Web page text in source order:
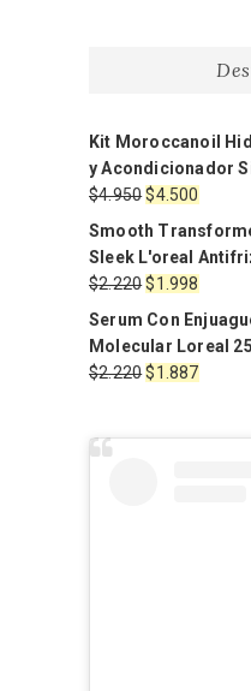
Kit Moroccanoil
y Acondicionador
$4.950El
precio
original
era:
$4.950.
$4.500
precio
actual
es:
$4.500.
Smooth
Sleek L'oreal
$2.220El
precio
original
era:
$2.220.
$1.998
precio
actual
es:
$1.998.
Serum Con
Molecular Loreal
$2.220El
$1.887El